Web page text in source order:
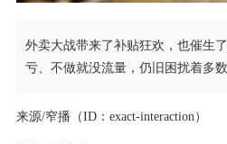
外卖大战带来了补贴狂欢，也催生
亏、不做就没流量，仍旧困扰着多数
来源/窄播（ID：exact-interaction）